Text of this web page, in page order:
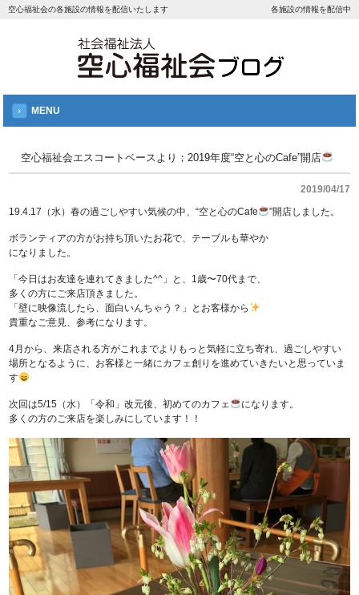
空心福祉会の各施設の情報を配信いたします 各施設の情報を配信中
MENU
空心福祉会エスコートベースより；2019年度“空と心のCafe”開店
2019/04/17
19.4.17（水）春の過ごしやすい気候の中、“空と心のCafe
”開店しました。
ボランティアの方がお持ち頂いたお花で、テーブルも華やか
になりました。
「今日はお友達を連れてきました^^」と、1歳〜70代まで、
多くの方にご来店頂きました。
「壁に映像流したら、面白いんちゃう？」とお客様から
貴重なご意見、参考になります。
4月から、来店される方がこれまでよりもっと気軽に立ち寄れ、過ごしやすい
場所となるように、お客様と一緒にカフェ創りを進めていきたいと思っていま
す
次回は5/15（水）「令和」改元後、初めてのカフェ
になります。
多くの方のご来店を楽しみにしています！！